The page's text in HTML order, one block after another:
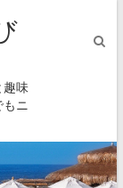
趣味
もニ